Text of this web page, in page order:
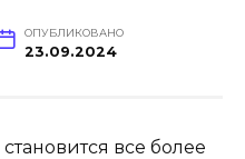
ОПУБЛИКОВАНО
23.09.2024
все более